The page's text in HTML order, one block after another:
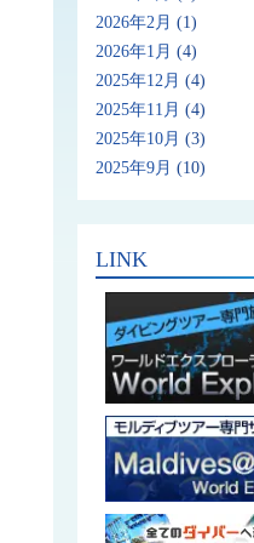
2026年2月 (1)
2026年1月 (4)
2025年12月 (4)
2025年11月 (4)
2025年10月 (3)
2025年9月 (10)
LINK